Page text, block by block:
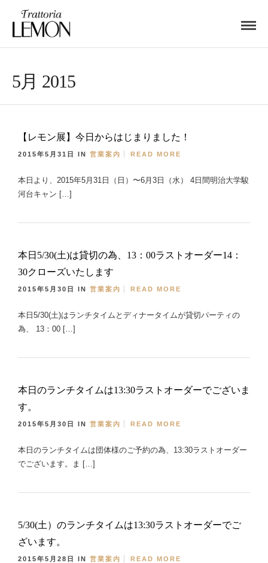
5月 2015
【レモン展】今日からはじまりました！
2015年5月31日 IN 営業案内 READ MORE
本日より、2015年5月31日（日）〜6月3日（水） 4日間明治大学駿
河台キャン […]
本日5/30(土)は貸切の為、13：00ラストオーダー14：
30クローズいたします
2015年5月30日 IN 営業案内 READ MORE
本日5/30(土)はランチタイムとディナータイムが貸切パーティの
為、 13：00 […]
本日のランチタイムは13:30ラストオーダーでございま
す。
2015年5月30日 IN 営業案内 READ MORE
本日のランチタイムは団体様のご予約の為、13:30ラストオーダー
でございます。ま […]
5/30(土）のランチタイムは13:30ラストオーダーでご
ざいます。
2015年5月28日 IN 営業案内 READ MORE